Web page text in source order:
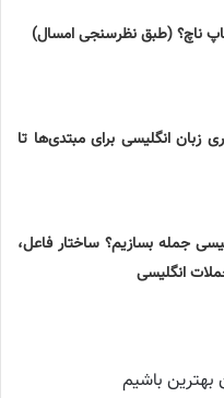
ناچ؟ (طبق نظرسنجی امسال)
زبان انگلیسی برای مبتدی‌ها تا
جمله بسازیم؟ ساختار فاعل،
انگلیسی